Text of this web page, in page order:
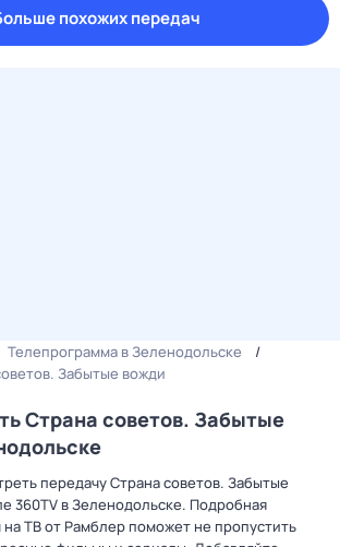
похожих передач
Телепрограмма в Зеленодольске
Забытые вожди
Страна советов. Забытые
передачу Страна советов. Забытые
360TV в Зеленодольске. Подробная
ТВ от Рамблер поможет не пропустить